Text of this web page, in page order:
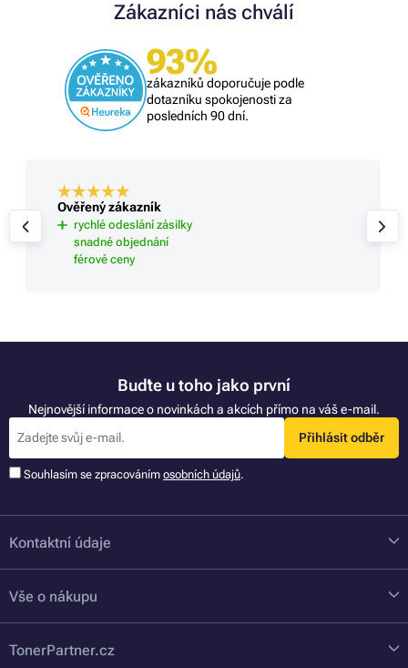
Zákazníci nás chválí
93%
zákazníků doporučuje podle
dotazníku spokojenosti za
posledních 90 dní.
Ověřený zákazník
rychlé odeslání zásilky
snadné objednání
férové ceny
Buďte u toho jako první
Nejnovější informace o novinkách a akcích přímo na váš e-mail.
Přihlásit odběr
Souhlasím se zpracováním osobních údajů.
Kontaktní údaje
Vše o nákupu
TonerPartner.cz